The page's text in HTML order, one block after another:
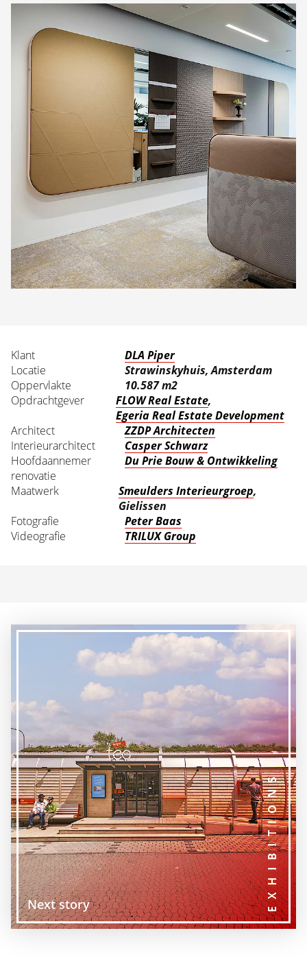
Klant
DLA Piper
Locatie
Strawinskyhuis, Amsterdam
Oppervlakte
10.587 m2
Opdrachtgever
FLOW Real Estate,
Egeria Real Estate Development
Architect
ZZDP Architecten
Interieurarchitect
Casper Schwarz
Hoofdaannemer
renovatie
Du Prie Bouw & Ontwikkeling
Maatwerk
Smeulders Interieurgroep,
Gielissen
Fotografie
Peter Baas
Videografie
TRILUX Group
Next story EXHIBITIONS